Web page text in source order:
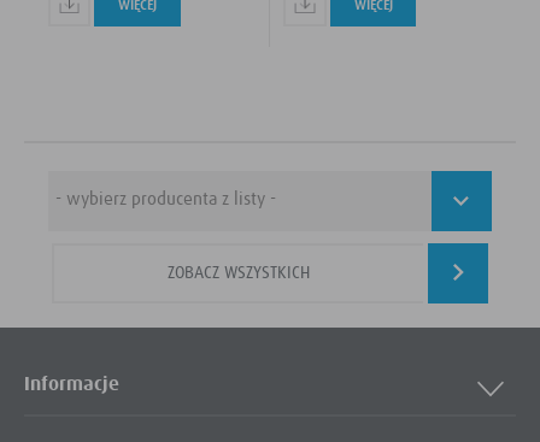
WIĘCEJ WIĘCEJ
ZOBACZ WSZYSTKICH
Informacje